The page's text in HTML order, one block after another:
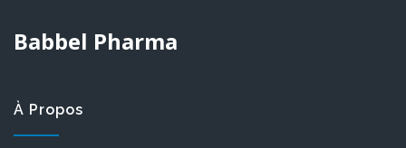
Babbel Pharma
À Propos